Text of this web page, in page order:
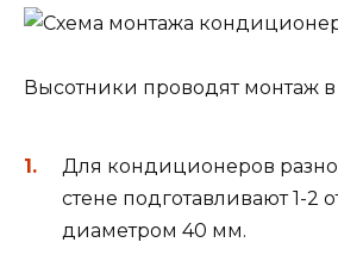
Высотники проводят монтаж
Для кондиционеров
стене подготавливают 1-2
диаметром 40 мм.